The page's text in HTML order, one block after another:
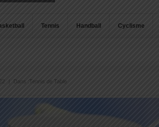
Tennis Handball Cyclisme
| Dans :Tennis de Table